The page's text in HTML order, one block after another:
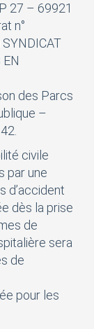
27 – 69921
n°
des Parcs
–
civile
par une
d’accident
dès la prise
de
sera
de
pour les